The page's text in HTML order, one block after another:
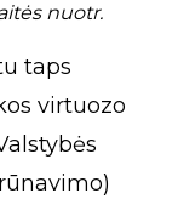
nuotr.
taps
virtuozo